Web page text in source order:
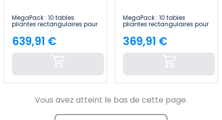
MegaPack : 10 tables
pliantes rectangulaires pour
la restauration, 180 x 74 cm
Thinia Home
Price
639,91 €
MegaPack : 10 tables
pliantes rectangulaires pour
la restauration, blanches,
150 x 74 cm Thinia Home
Price
369,91 €
Vous avez atteint le bas de cette page.